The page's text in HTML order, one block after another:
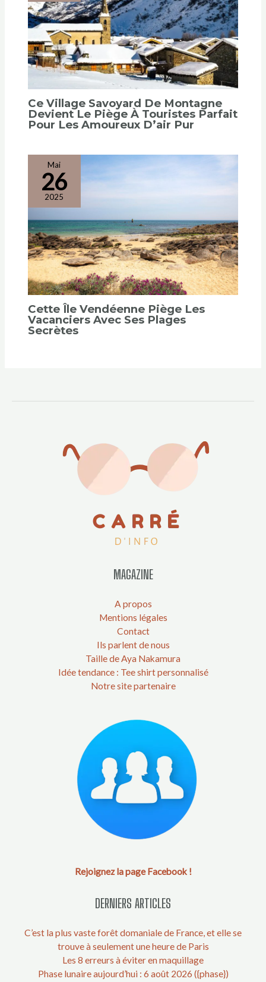
Ce Village Savoyard De Montagne
Devient Le Piège À Touristes Parfait
26
2025
Cette Île Vendéenne Piège Les
Vacanciers Avec Ses Plages
Secrètes
MAGAZINE
A propos
Contact
Ils parlent de nous
Taille de Aya Nakamura
Idée tendance : Tee shirt personnalisé
Notre site partenaire
Rejoignez la page Facebook !
DERNIERS ARTICLES
C’est la plus vaste forêt domaniale de France, et elle se
Les 8 erreurs à éviter en maquillage
Phase lunaire aujourd’hui : 6 août 2026 ({phase})
Ce port normand est surnommé le petit Mont-Saint-Michel
de la côte